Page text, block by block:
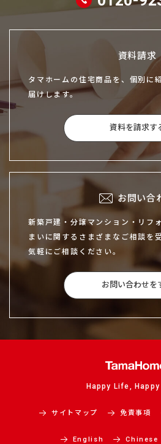
資料請求
タマホームの住宅商品を、個別に
届けします。
資料を請求す
お問い合
新築戸建・分譲マンション・リフ
まいに関するさまざまなご相談を
気軽にご相談ください。
お問い合わせを
Happy Life, Happy
サイトマップ 免責事項
English Chinese